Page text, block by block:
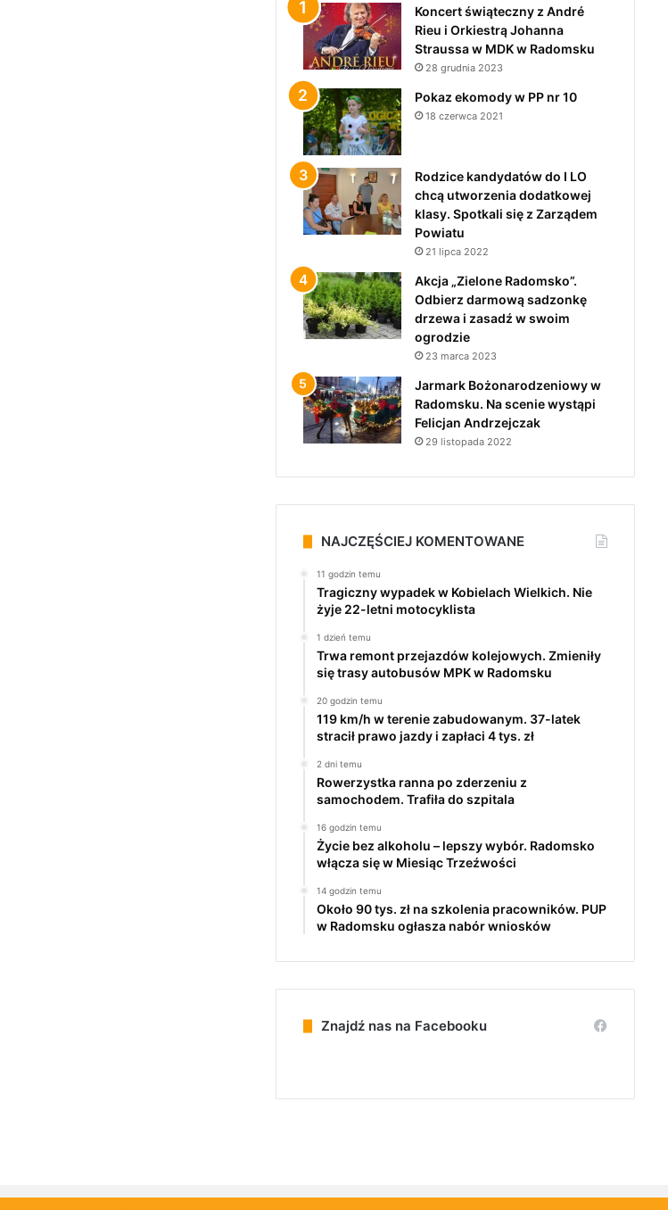
Koncert świąteczny z André
Rieu i Orkiestrą Johanna
Straussa w MDK w Radomsku
28 grudnia 2023
Pokaz ekomody w PP nr 10
18 czerwca 2021
Rodzice kandydatów do I LO
chcą utworzenia dodatkowej
klasy. Spotkali się z Zarządem
Powiatu
21 lipca 2022
Akcja „Zielone Radomsko”.
Odbierz darmową sadzonkę
drzewa i zasadź w swoim
ogrodzie
23 marca 2023
Jarmark Bożonarodzeniowy w
Radomsku. Na scenie wystąpi
Felicjan Andrzejczak
29 listopada 2022
NAJCZĘŚCIEJ KOMENTOWANE
11 godzin temu
Tragiczny wypadek w Kobielach Wielkich. Nie
żyje 22-letni motocyklista
1 dzień temu
Trwa remont przejazdów kolejowych. Zmieniły
się trasy autobusów MPK w Radomsku
20 godzin temu
119 km/h w terenie zabudowanym. 37-latek
stracił prawo jazdy i zapłaci 4 tys. zł
2 dni temu
Rowerzystka ranna po zderzeniu z
samochodem. Trafiła do szpitala
16 godzin temu
Życie bez alkoholu – lepszy wybór. Radomsko
włącza się w Miesiąc Trzeźwości
14 godzin temu
Około 90 tys. zł na szkolenia pracowników. PUP
w Radomsku ogłasza nabór wniosków
Znajdź nas na Facebooku